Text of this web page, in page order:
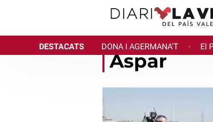
DESTACATS DONA I AGERMANA'T · El
Aspar